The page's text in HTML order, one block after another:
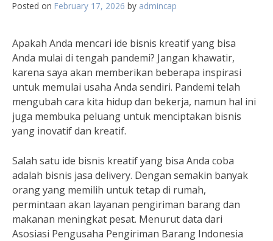
Posted on February 17, 2026 by admincap
Apakah Anda mencari ide bisnis kreatif yang bisa
Anda mulai di tengah pandemi? Jangan khawatir,
karena saya akan memberikan beberapa inspirasi
untuk memulai usaha Anda sendiri. Pandemi telah
mengubah cara kita hidup dan bekerja, namun hal ini
juga membuka peluang untuk menciptakan bisnis
yang inovatif dan kreatif.
Salah satu ide bisnis kreatif yang bisa Anda coba
adalah bisnis jasa delivery. Dengan semakin banyak
orang yang memilih untuk tetap di rumah,
permintaan akan layanan pengiriman barang dan
makanan meningkat pesat. Menurut data dari
Asosiasi Pengusaha Pengiriman Barang Indonesia